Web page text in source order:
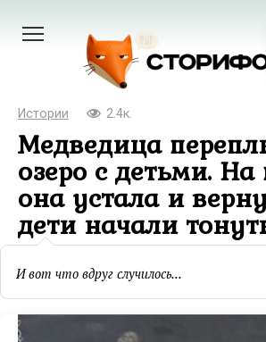
Истории 2.4к.
Медведица
озеро с детьми.
она устала и
дети начали
И вот что вдруг случилось...